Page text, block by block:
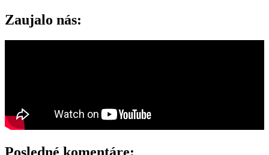
Zaujalo nás:
Posledné komentáre: